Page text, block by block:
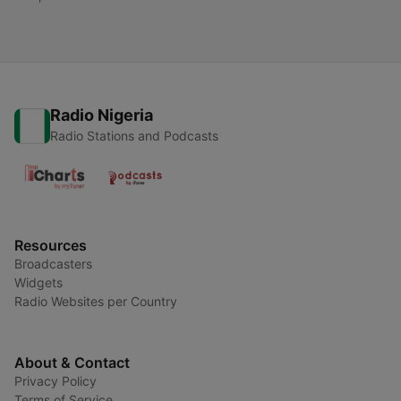
Radio Nigeria
Radio Stations and Podcasts
Resources
Broadcasters
Widgets
Radio Websites per Country
About & Contact
Privacy Policy